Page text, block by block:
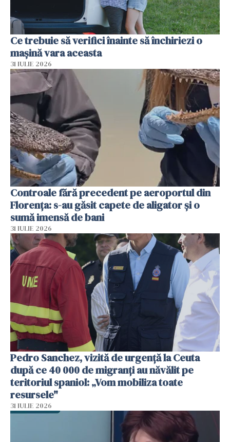
Ce trebuie să verifici înainte să închiriezi o
mașină vara aceasta
31 IULIE 2026
Controale fără precedent pe aeroportul din
Florența: s-au găsit capete de aligator și o
sumă imensă de bani
31 IULIE 2026
Pedro Sanchez, vizită de urgență la Ceuta
după ce 40 000 de migranți au năvălit pe
teritoriul spaniol: „Vom mobiliza toate
resursele"
31 IULIE 2026